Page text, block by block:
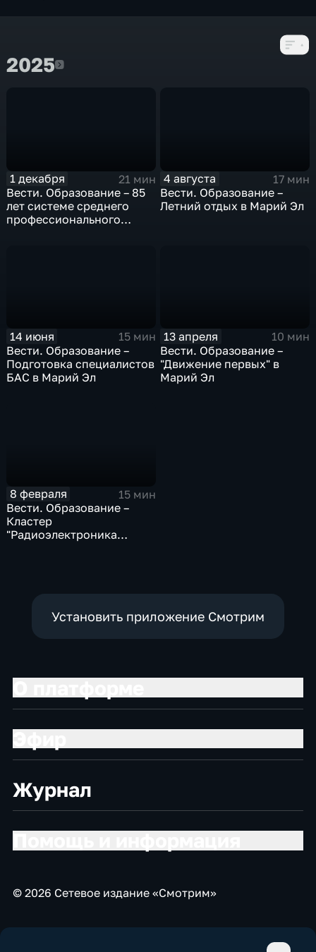
20252025
1 декабря
21 мин
Вести. Образование – 85
лет системе среднего
профессионального
4 августа
17 мин
Вести. Образование –
Летний отдых в Марий Эл
14 июня
15 мин
Вести. Образование –
Подготовка специалистов
БАС в Марий Эл
13 апреля
10 мин
Вести. Образование –
"Движение первых" в
Марий Эл
8 февраля
15 мин
Вести. Образование –
Кластер
"Радиоэлектроника
Установить приложение Смотрим
Журнал
© 2026 Сетевое издание «Смотрим»